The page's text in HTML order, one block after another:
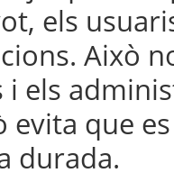
els
Això
i els
que
durada.